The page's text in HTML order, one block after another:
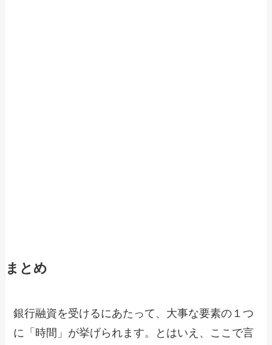
まとめ
銀行融資を受けるにあたって、大事な要素の１つ
に「時間」が挙げられます。とはいえ、ここで言